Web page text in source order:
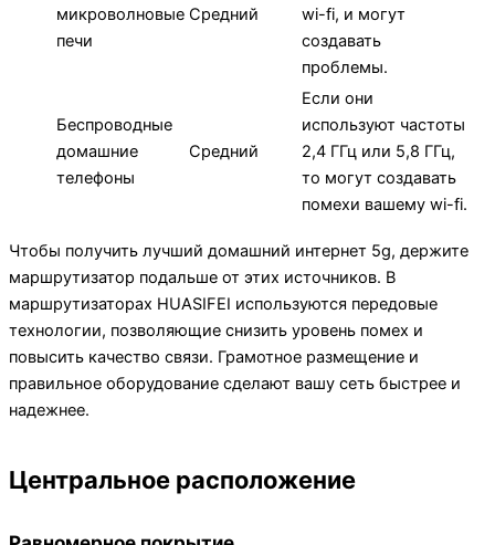
микроволновые
печи
Средний
wi-fi, и могут
создавать
проблемы.
Беспроводные
домашние
телефоны
Средний
Если они
используют частоты
2,4 ГГц или 5,8 ГГц,
то могут создавать
помехи вашему wi-fi.
Чтобы получить лучший домашний интернет 5g, держите
маршрутизатор подальше от этих источников. В
маршрутизаторах HUASIFEI используются передовые
технологии, позволяющие снизить уровень помех и
повысить качество связи. Грамотное размещение и
правильное оборудование сделают вашу сеть быстрее и
надежнее.
Центральное расположение